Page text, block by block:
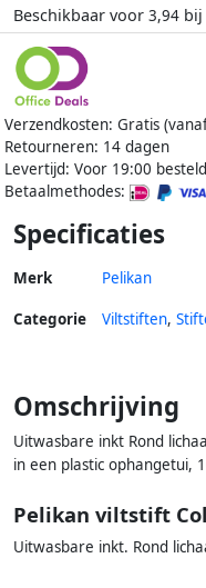
Beschikbaar voor 3,94 bij
Verzendkosten: Gratis
Retourneren: 14 dagen
Levertijd: Voor 19:00
Betaalmethodes:
Specificaties
Merk Pelikan
Categorie Viltstiften,
Omschrijving
Uitwasbare inkt Rond
in een plastic ophangetui,
Pelikan viltstift
Uitwasbare inkt. Rond